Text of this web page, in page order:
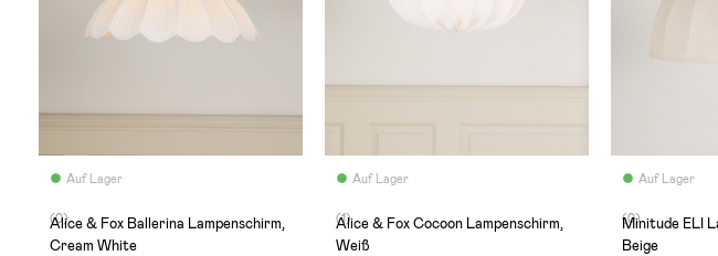
Auf Lager
(0)
Alice & Fox Ballerina Lampenschirm,
Cream White
Auf Lager
(1)
Alice & Fox Cocoon Lampenschirm,
Weiß
Auf Lager
(0)
Minitude ELI
Beige